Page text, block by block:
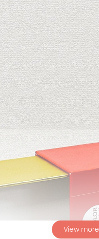
View more